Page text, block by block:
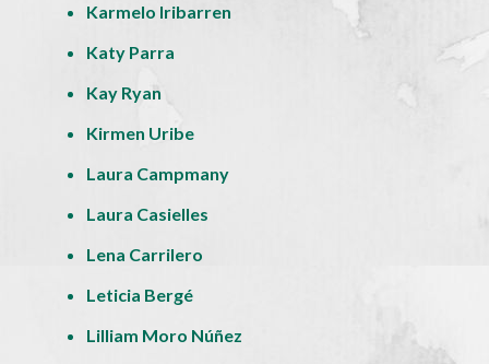
Karmelo Iribarren
Katy Parra
Kay Ryan
Kirmen Uribe
Laura Campmany
Laura Casielles
Lena Carrilero
Leticia Bergé
Lilliam Moro Núñez